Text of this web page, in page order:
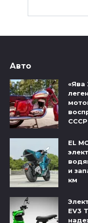
Авто
«Ява
СССР
EL
и
км
EV3